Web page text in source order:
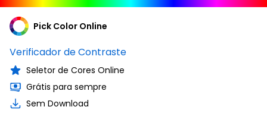
Pick Color Online
Verificador de Contraste
Seletor de Cores Online
Grátis para sempre
Sem Download